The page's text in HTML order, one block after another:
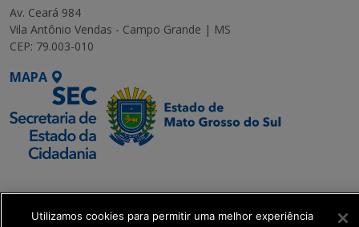
Av. Ceará 984
Vila Antônio Vendas - Campo Grande | MS
CEP: 79.003-010
MAPA
Executiva de
Transformação Digital
Utilizamos cookies para permitir uma melhor experiência